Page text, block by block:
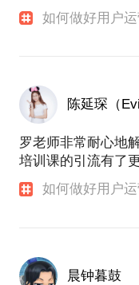
如何做好用户
陈延琛（
罗老师非常耐心地
培训课的引流有了
如何做好用户
晨钟暮鼓